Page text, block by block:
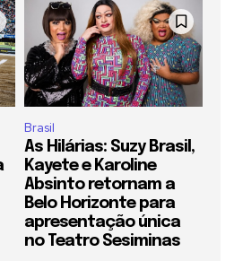
Brasil
As Hilárias: Suzy Brasil,
Kayete e Karoline
Absinto retornam a
Belo Horizonte para
apresentação única
no Teatro Sesiminas